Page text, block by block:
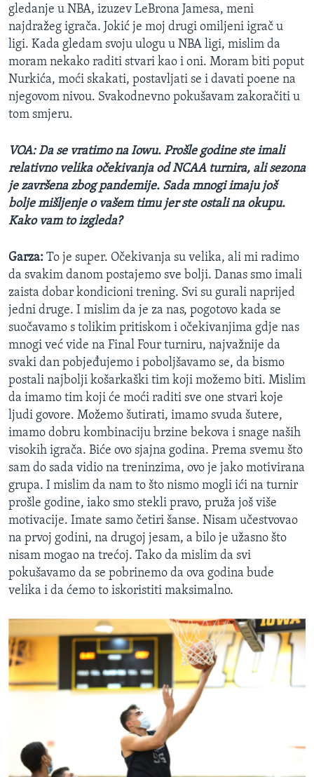
gledanje u NBA, izuzev LeBrona Jamesa, meni
najdražeg igrača. Jokić je moj drugi omiljeni igrač u
ligi. Kada gledam svoju ulogu u NBA ligi, mislim da
moram nekako raditi stvari kao i oni. Moram biti poput
Nurkića, moći skakati, postavljati se i davati poene na
njegovom nivou. Svakodnevno pokušavam zakoračiti u
tom smjeru.
VOA: Da se vratimo na Iowu. Prošle godine ste imali
relativno velika očekivanja od NCAA turnira, ali sezona
je završena zbog pandemije. Sada mnogi imaju još
bolje mišljenje o vašem timu jer ste ostali na okupu.
Kako vam to izgleda?
Garza: To je super. Očekivanja su velika, ali mi radimo
da svakim danom postajemo sve bolji. Danas smo imali
zaista dobar kondicioni trening. Svi su gurali naprijed
jedni druge. I mislim da je za nas, pogotovo kada se
suočavamo s tolikim pritiskom i očekivanjima gdje nas
mnogi već vide na Final Four turniru, najvažnije da
svaki dan pobjeđujemo i poboljšavamo se, da bismo
postali najbolji košarkaški tim koji možemo biti. Mislim
da imamo tim koji će moći raditi sve one stvari koje
ljudi govore. Možemo šutirati, imamo svuda šutere,
imamo dobru kombinaciju brzine bekova i snage naših
visokih igrača. Biće ovo sjajna godina. Prema svemu što
sam do sada vidio na treninzima, ovo je jako motivirana
grupa. I mislim da nam to što nismo mogli ići na turnir
prošle godine, iako smo stekli pravo, pruža još više
motivacije. Imate samo četiri šanse. Nisam učestvovao
na prvoj godini, na drugoj jesam, a bilo je užasno što
nisam mogao na trećoj. Tako da mislim da svi
pokušavamo da se pobrinemo da ova godina bude
velika i da ćemo to iskoristiti maksimalno.